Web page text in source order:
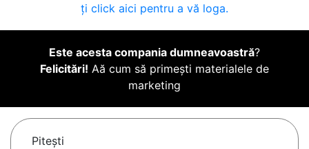
ți click aici pentru a vă loga.
Este acesta compania dumneavoastră?
Felicitări! Aă cum să primești materialele de
marketing
Piteşti